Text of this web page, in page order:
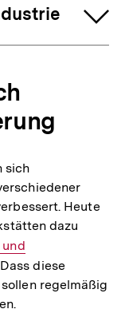
sich
Heute
dazu
diese
regelmäßig